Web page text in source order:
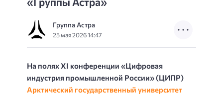
Группа Астра
25 мая 2026 14:47
На полях XI конференции «Цифровая
индустрия промышленной России» (ЦИПР)
Арктический государственный университет